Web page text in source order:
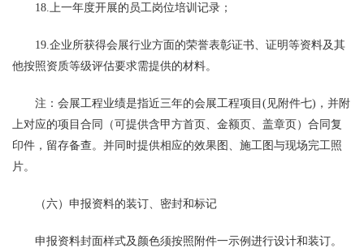
18.上一年度开展的员工岗位培训记录；
19.企业所获得会展行业方面的荣誉表彰证书、证明等资料及其
他按照资质等级评估要求需提供的材料。
注：会展工程业绩是指近三年的会展工程项目(见附件七)，并附
上对应的项目合同（可提供含甲方首页、金额页、盖章页）合同复
印件，留存备查。并同时提供相应的效果图、施工图与现场完工照
片。
（六）申报资料的装订、密封和标记
申报资料封面样式及颜色须按照附件一示例进行设计和装订。